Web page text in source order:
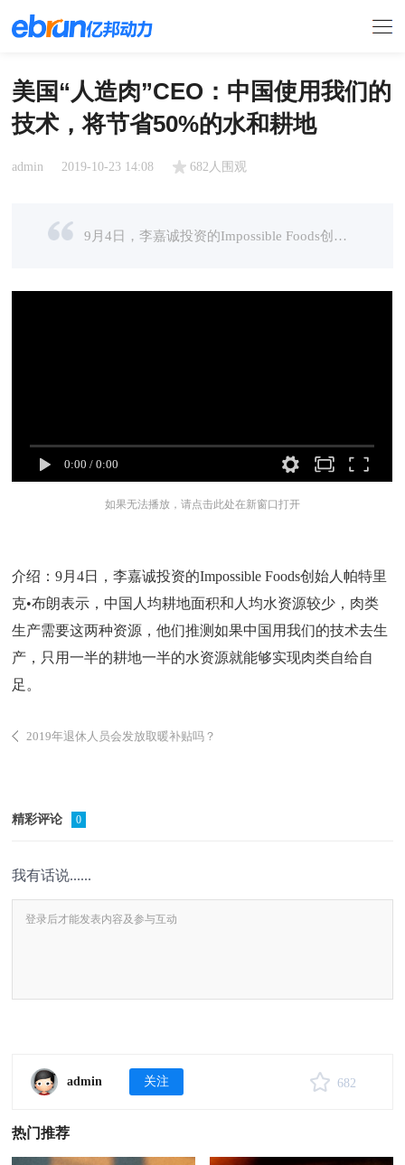
美国“人造肉”CEO：中国使用我们的
技术，将节省50%的水和耕地
admin 2019-10-23 14:08 682人围观
9月4日，李嘉诚投资的Impossible Foods创始人帕特里克•布朗表示，中国人均耕地面积和人均水资源较少，肉类生产需要这两种资源，他们推测如果中国用我们的技术去生产，只用一半的耕地一半的水资源就能够 ...
0:00 /0:00
如果无法播放，请点击此处在新窗口打开
介绍：9月4日，李嘉诚投资的Impossible Foods创始人帕特里
克•布朗表示，中国人均耕地面积和人均水资源较少，肉类
生产需要这两种资源，他们推测如果中国用我们的技术去生
产，只用一半的耕地一半的水资源就能够实现肉类自给自
足。
2019年退休人员会发放取暖补贴吗？
精彩评论 0
我有话说......
admin 关注 682
热门推荐